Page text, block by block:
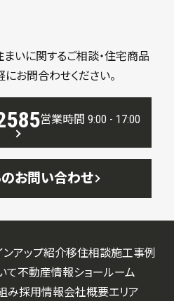
まいに関するご相談・住宅商品
お問合わせください。
営業時間 9:00 - 17:00
のお問い合わせ
ンアップ紹介移住相談施工事例
て不動産情報ショールーム
み採用情報会社概要エリア